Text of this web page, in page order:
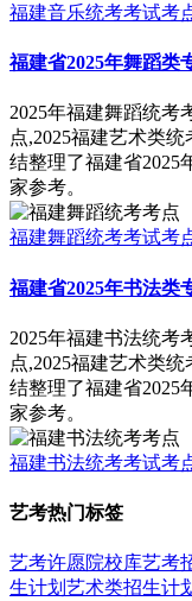
福建音乐统考考试考
福建省2025年舞蹈类
2025年福建舞蹈统考
点,2025福建艺术类
结整理了福建省2025
家参考。
福建舞蹈统考考试考
福建省2025年书法类
2025年福建书法统考
点,2025福建艺术类
结整理了福建省2025
家参考。
福建书法统考考试考
艺考热门标签
艺考许愿院校库艺考
生计划 艺术类招生计